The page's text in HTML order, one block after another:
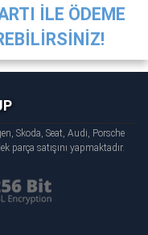
İLE ÖDEME
Skoda, Seat, Audi, Porsche
parça satışını yapmaktadır.